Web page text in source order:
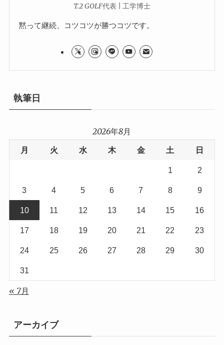
T.2 GOLF代表 | 工学博士
黙って継続、コツコツが勝つコツです。
執筆日
2026年8月
月
火 水 木 金 土 日
1 2
3 4 5 6 7 8 9
10 11 12 13 14 15 16
17 18 19 20 21 22 23
24 25 26 27 28 29 30
31
« 7月
アーカイブ